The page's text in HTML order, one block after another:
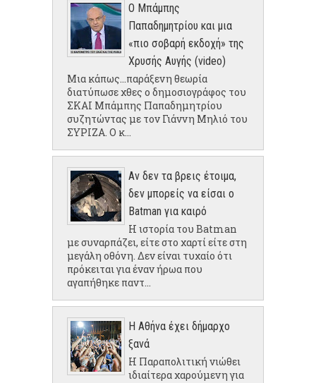
Ο Μπάμπης
Παπαδημητρίου και μια
«πιο σοβαρή εκδοχή» της
Χρυσής Αυγής (video)
Μια κάπως...παράξενη θεωρία
διατύπωσε χθες ο δημοσιογράφος του
ΣΚΑΙ Μπάμπης Παπαδημητρίου
συζητώντας με τον Γιάννη Μηλιό του
ΣΥΡΙΖΑ. Ο κ...
Αν δεν τα βρεις έτοιμα,
δεν μπορείς να είσαι ο
Batman για καιρό
Η ιστορία του Batman
με συναρπάζει, είτε στο χαρτί είτε στη
μεγάλη οθόνη. Δεν είναι τυχαίο ότι
πρόκειται για έναν ήρωα που
αγαπήθηκε παντ...
Η Αθήνα έχει δήμαρχο
ξανά
Η Παραπολιτική νιώθει
ιδιαίτερα χαρούμενη για